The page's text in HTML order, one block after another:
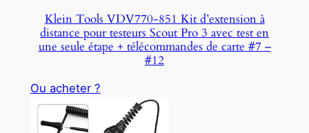
Klein Tools VDV770-851 Kit d’extension à
distance pour testeurs Scout Pro 3 avec test en
une seule étape + télécommandes de carte #7 –
#12
Ou acheter ?